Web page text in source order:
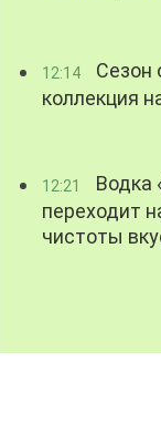
12:14
Сезон
коллекция
12:21
Водка
переходит
чистоты